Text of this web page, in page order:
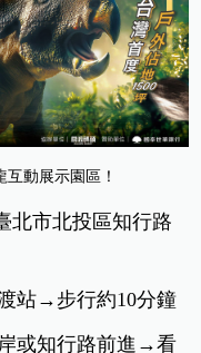
動展示園區！
北市北投區知行路
站→步行約10分鐘
或知行路前進→看